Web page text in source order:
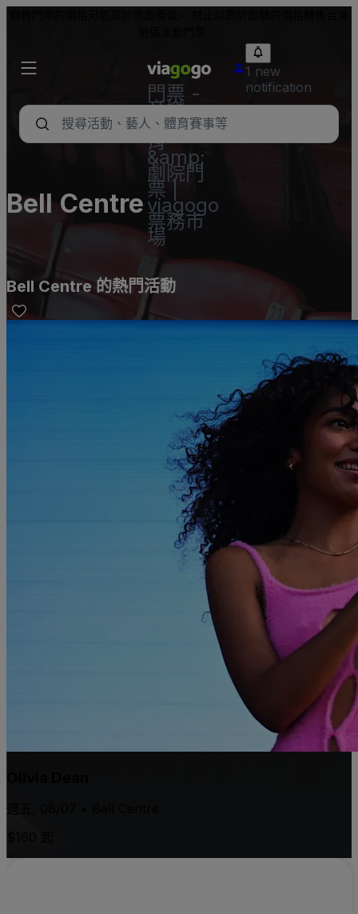
門票 -
音樂
會、體
育
&amp;
劇院門
票 |
viagogo
票務市
場
1 new
notification
Bell Centre
Bell Centre 的熱門活動
週五, 08/07 • Bell Centre